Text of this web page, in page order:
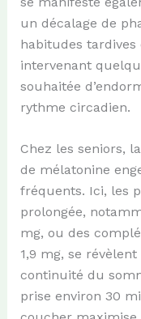
un décalage de
habitudes tardives
intervenant
souhaitée
rythme circadien.
Chez les seniors,
de mélatonine
fréquents. Ici, les
prolongée,
mg, ou des
1,9 mg, se
continuité du
prise environ 30